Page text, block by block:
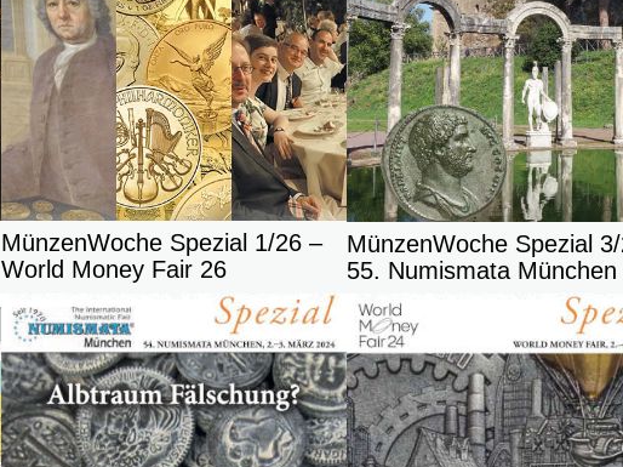
MünzenWoche Spezial 1/26 –
World Money Fair 26
MünzenWoche Spezial
55. Numismata München